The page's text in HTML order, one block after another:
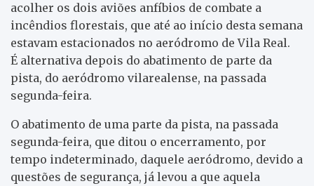
acolher os dois aviões anfíbios de combate a
incêndios florestais, que até ao início desta semana
estavam estacionados no aeródromo de Vila Real.
É alternativa depois do abatimento de parte da
pista, do aeródromo vilarealense, na passada
segunda-feira.
O abatimento de uma parte da pista, na passada
segunda-feira, que ditou o encerramento, por
tempo indeterminado, daquele aeródromo, devido a
questões de segurança, já levou a que aquela